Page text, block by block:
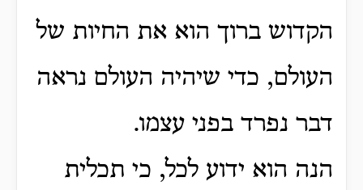
הקדוש ברוך הוא את החיות של
העולם, כדי שיהיה העולם נראה
דבר נפרד בפני עצמו.
הנה הוא ידוע לכל, כי תכלית